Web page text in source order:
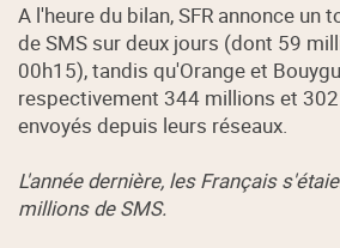
A l'heure du bilan, SFR annonce un
de SMS sur deux jours (dont 59
00h15), tandis qu'Orange et
respectivement 344 millions et
envoyés depuis leurs réseaux.
L'année dernière, les Français
millions de SMS.